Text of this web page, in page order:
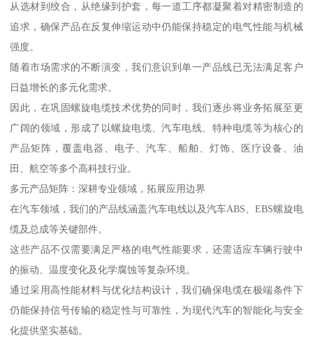
从选材到绞合，从绝缘到护套，每一道工序都凝聚着对精密制造的
追求，确保产品在反复伸缩运动中仍能保持稳定的电气性能与机械
强度。
随着市场需求的不断演变，我们意识到单一产品线已无法满足客户
日益增长的多元化需求。
因此，在巩固螺旋电缆技术优势的同时，我们逐步将业务拓展至更
广阔的领域，形成了以螺旋电缆、汽车电线、特种电缆等为核心的
产品矩阵，覆盖电器、电子、汽车、船舶、灯饰、医疗设备、油
田、航空等多个高科技行业。
多元产品矩阵：深耕专业领域，拓展应用边界
在汽车领域，我们的产品线涵盖汽车电线以及汽车ABS、EBS螺旋电
缆及总成等关键部件。
这些产品不仅需要满足严格的电气性能要求，还需适应车辆行驶中
的振动、温度变化及化学腐蚀等复杂环境。
通过采用高性能材料与优化结构设计，我们确保电缆在极端条件下
仍能保持信号传输的稳定性与可靠性，为现代汽车的智能化与安全
化提供坚实基础。